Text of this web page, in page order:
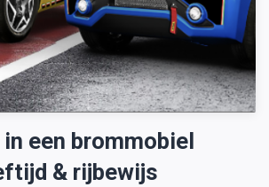
een brommobiel
& rijbewijs